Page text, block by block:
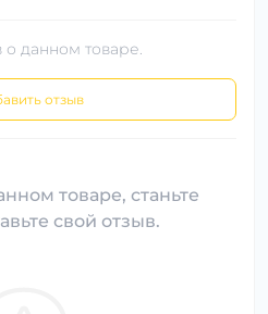
о данном товаре.
отзыв
товаре, станьте
свой отзыв.